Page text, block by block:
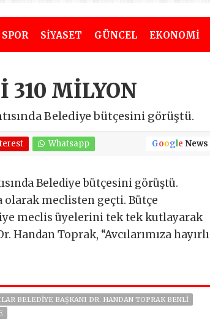
SPOR SİYASET GÜNCEL EKONOMİ
310 MİLYON
Belediye bütçesini görüştü.
Whatsapp Google News
Belediye bütçesini görüştü.
olarak meclisten geçti. Bütçe
meclis üyelerini tek tek kutlayarak
Handan Toprak, “Avcılarımıza hayırlı
BELEDIYE BAŞKANI DR. HANDAN TOPRAK BENLI